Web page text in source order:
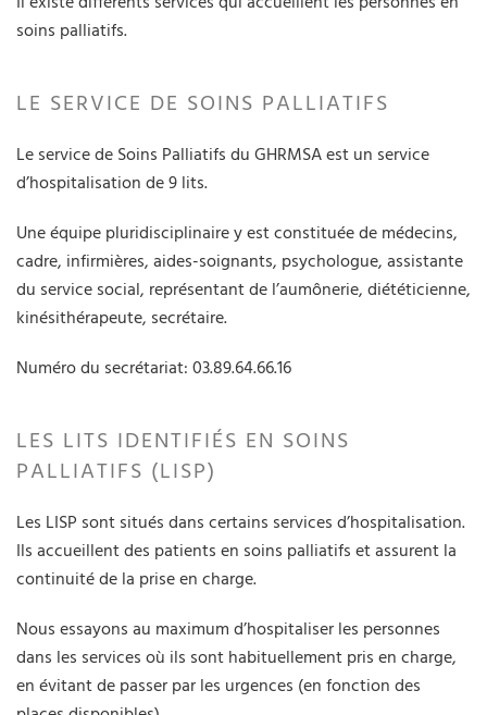
soins palliatifs.
LE SERVICE DE SOINS PALLIATIFS
Le service de Soins Palliatifs du GHRMSA est un service
d’hospitalisation de 9 lits.
Une équipe pluridisciplinaire y est constituée de médecins,
cadre, infirmières, aides-soignants, psychologue, assistante
du service social, représentant de l’aumônerie, diététicienne,
kinésithérapeute, secrétaire.
Numéro du secrétariat: 03.89.64.66.16
LES LITS IDENTIFIÉS EN SOINS
PALLIATIFS (LISP)
Les LISP sont situés dans certains services d’hospitalisation.
Ils accueillent des patients en soins palliatifs et assurent la
continuité de la prise en charge.
Nous essayons au maximum d’hospitaliser les personnes
dans les services où ils sont habituellement pris en charge,
en évitant de passer par les urgences (en fonction des